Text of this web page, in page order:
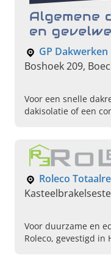
GP Dakwerken
Boshoek 209,
Voor een snelle
dakisolatie of een
Roleco
Voor duurzame en
Roleco, gevestigd in